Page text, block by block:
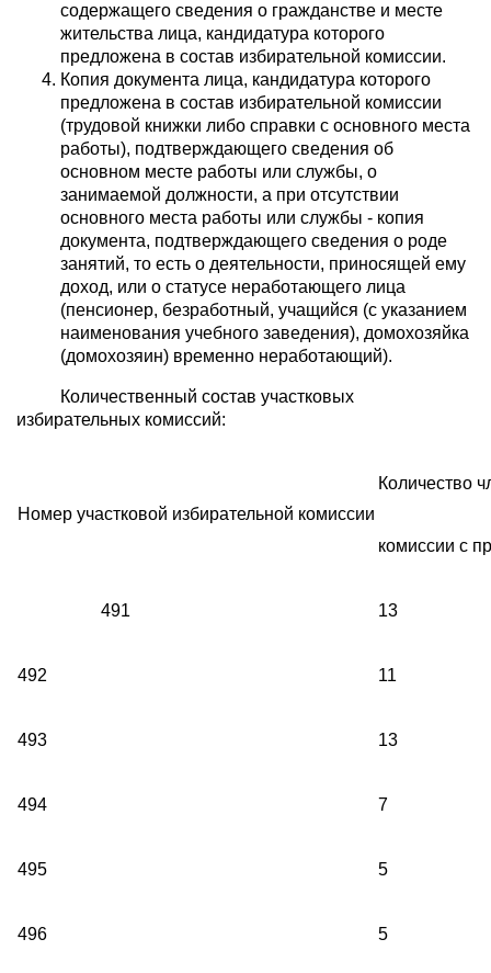
содержащего сведения о гражданстве и месте
жительства лица, кандидатура которого
предложена в состав избирательной комиссии.
Копия документа лица, кандидатура которого
предложена в состав избирательной комиссии
(трудовой книжки либо справки с основного места
работы), подтверждающего сведения об
основном месте работы или службы, о
занимаемой должности, а при отсутствии
основного места работы или службы - копия
документа, подтверждающего сведения о роде
занятий, то есть о деятельности, приносящей ему
доход, или о статусе неработающего лица
(пенсионер, безработный, учащийся (с указанием
наименования учебного заведения), домохозяйка
(домохозяин) временно неработающий).
Количественный состав участковых
избирательных комиссий:
Номер участковой избирательной комиссии
Количество
комиссии с
491 13
492 11
493 13
494 7
495 5
496 5